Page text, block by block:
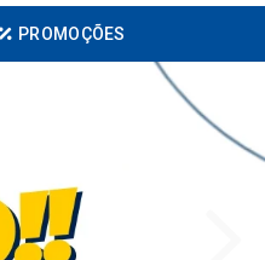
PROMOÇÕES